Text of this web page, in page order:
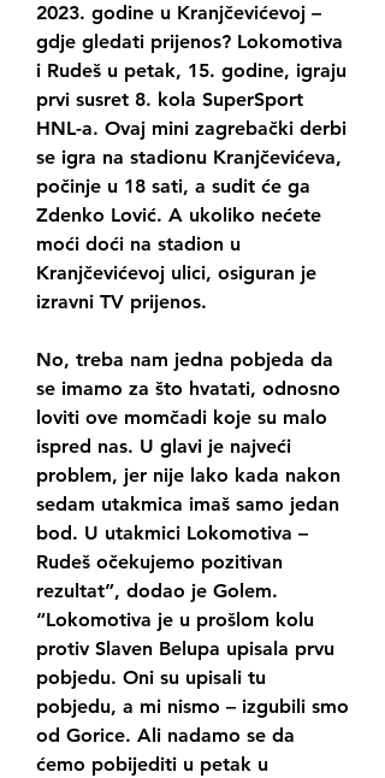
2023. godine u Kranjčevićevoj –
gdje gledati prijenos? Lokomotiva
i Rudeš u petak, 15. godine, igraju
prvi susret 8. kola SuperSport
HNL-a. Ovaj mini zagrebački derbi
se igra na stadionu Kranjčevićeva,
počinje u 18 sati, a sudit će ga
Zdenko Lović. A ukoliko nećete
moći doći na stadion u
Kranjčevićevoj ulici, osiguran je
izravni TV prijenos.
No, treba nam jedna pobjeda da
se imamo za što hvatati, odnosno
loviti ove momčadi koje su malo
ispred nas. U glavi je najveći
problem, jer nije lako kada nakon
sedam utakmica imaš samo jedan
bod. U utakmici Lokomotiva –
Rudeš očekujemo pozitivan
rezultat”, dodao je Golem.
“Lokomotiva je u prošlom kolu
protiv Slaven Belupa upisala prvu
pobjedu. Oni su upisali tu
pobjedu, a mi nismo – izgubili smo
od Gorice. Ali nadamo se da
ćemo pobijediti u petak u